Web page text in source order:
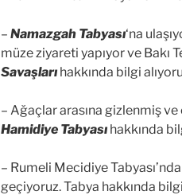
– Namazgah Tabyası‘na
müze ziyareti yapıyor ve Bakı
Savaşları hakkında bilgi
– Ağaçlar arasına gizlenmiş
Hamidiye Tabyası hakkında
– Rumeli Mecidiye
geçiyoruz. Tabya hakkında